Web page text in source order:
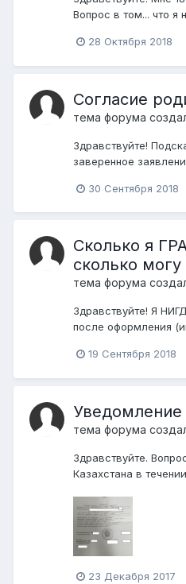
Вопрос в том... что я
28 Октября 2018
Согласие
тема форума
Здравствуйте!
заверенное
30 Сентября 2018
Сколько я
сколько
тема форума
Здравствуйте! Я
после оформления
19 Сентября 2018
тема форума
Здравствуйте.
Казахстана в
23 Декабря 2017